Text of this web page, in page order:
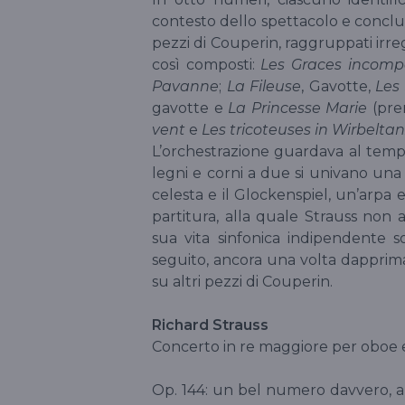
contesto dello spettacolo e
pezzi di Couperin, raggruppati
così composti: Les Graces
Pavanne; La Fileuse, Gavotte,
gavotte e La Princesse Marie
vent e Les tricoteuses in
L’orchestrazione guardava al
legni e corni a due si univano
celesta e il Glockenspiel, un’arpa
partitura, alla quale Strauss non
sua vita sinfonica
seguito, ancora una volta
su altri pezzi di Couperin.
Richard Strauss
Concerto in re maggiore per oboe
Op. 144: un bel numero davvero,